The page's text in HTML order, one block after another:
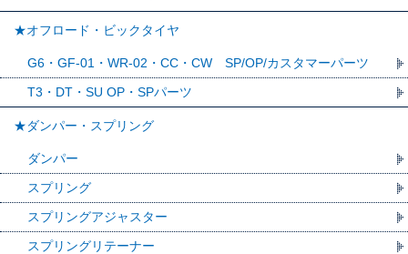
★オフロード・ビックタイヤ
G6・GF-01・WR-02・CC・CW SP/OP/カスタマーパーツ
T3・DT・SU OP・SPパーツ
★ダンパー・スプリング
ダンパー
スプリング
スプリングアジャスター
スプリングリテーナー